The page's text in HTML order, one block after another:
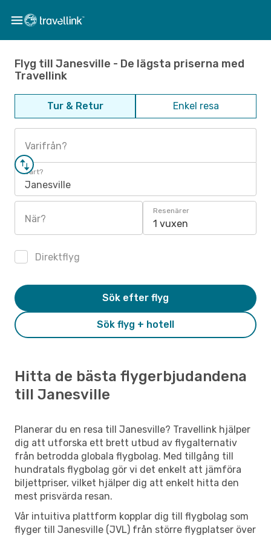
Flyg till Janesville - De lägsta priserna med
Travellink
Tur & Retur Enkel resa
Varifrån?
Vart?
Janesville
När?
Resenärer
1 vuxen
Direktflyg
Sök flyg + hotell
Sök efter flyg
Hitta de bästa flygerbjudandena
till Janesville
Planerar du en resa till Janesville? Travellink hjälper
dig att utforska ett brett utbud av flygalternativ
från betrodda globala flygbolag. Med tillgång till
hundratals flygbolag gör vi det enkelt att jämföra
biljettpriser, vilket hjälper dig att enkelt hitta den
mest prisvärda resan.
Vår intuitiva plattform kopplar dig till flygbolag som
flyger till Janesville (JVL) från större flygplatser över